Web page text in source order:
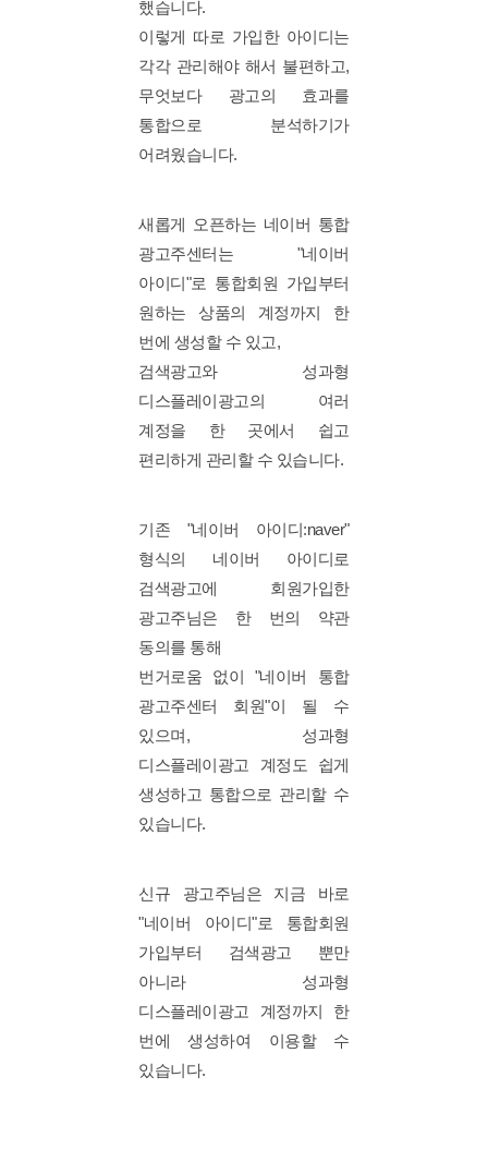
했습니다.
이렇게 따로 가입한 아이디는
각각 관리해야 해서 불편하고,
무엇보다 광고의 효과를
통합으로 분석하기가
어려웠습니다.
새롭게 오픈하는 네이버 통합
광고주센터는 "네이버
아이디"로 통합회원 가입부터
원하는 상품의 계정까지 한
번에 생성할 수 있고,
검색광고와 성과형
디스플레이광고의 여러
계정을 한 곳에서 쉽고
편리하게 관리할 수 있습니다.
기존 "네이버 아이디:naver"
형식의 네이버 아이디로
검색광고에 회원가입한
광고주님은 한 번의 약관
동의를 통해
번거로움 없이 "네이버 통합
광고주센터 회원"이 될 수
있으며, 성과형
디스플레이광고 계정도 쉽게
생성하고 통합으로 관리할 수
있습니다.
신규 광고주님은 지금 바로
"네이버 아이디"로 통합회원
가입부터 검색광고 뿐만
아니라 성과형
디스플레이광고 계정까지 한
번에 생성하여 이용할 수
있습니다.